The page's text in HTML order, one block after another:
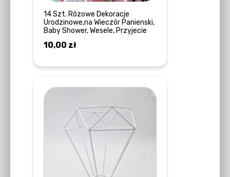
14 Szt. Rózowe Dekoracje
Urodzinowe,na Wieczór Panienski,
Baby Shower, Wesele, Przyjecie
10,00 zł